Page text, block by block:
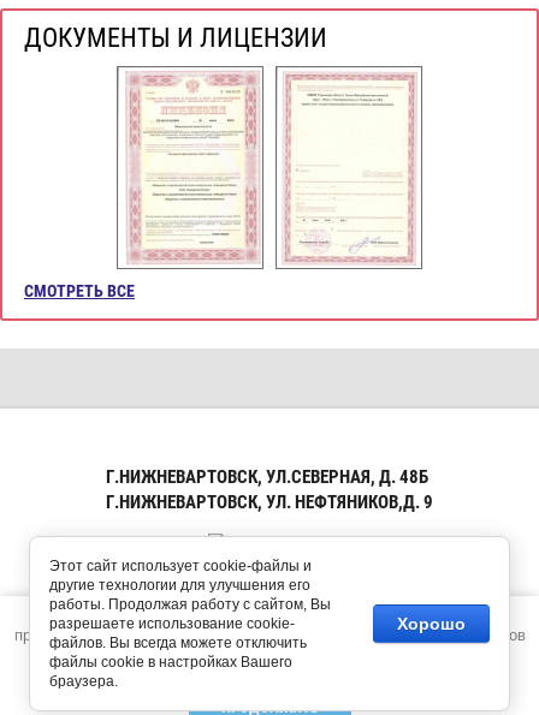
Этот сайт использует файлы cookie и метаданные. Продолжая
просматривать его, вы соглашаетесь на использование нами файлов
cookie и метаданных в соответствии с
конфиденциальности
ПРОДОЛЖИТЬ
ДОКУМЕНТЫ И ЛИЦЕНЗИИ
СМОТРЕТЬ ВСЕ
Г.НИЖНЕВАРТОВСК, УЛ.СЕВЕРНАЯ, Д. 48Б
Г.НИЖНЕВАРТОВСК, УЛ. НЕФТЯНИКОВ,Д. 9
Copyright © 2015 - 2026
Авиценна-Плюс
Политика конфиденциальности
Megagroup.ru
Этот сайт использует cookie-файлы и
другие технологии для улучшения его
работы. Продолжая работу с сайтом, Вы
разрешаете использование cookie-
файлов. Вы всегда можете отключить
файлы cookie в настройках Вашего
браузера.
Хорошо